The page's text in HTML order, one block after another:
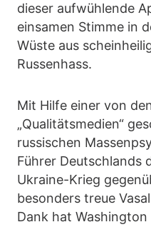
dieser aufwühlende
einsamen Stimme in
Wüste aus
Russenhass.
Mit Hilfe einer von
„Qualitätsmedien“
russischen
Führer Deutschlands
Ukraine-Krieg
besonders treue
Dank hat